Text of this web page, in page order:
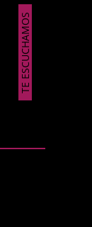
TE ESCUCHAMOS